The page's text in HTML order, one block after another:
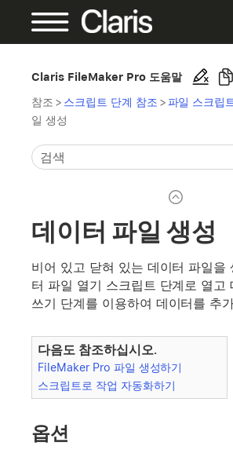
Claris FileMaker Pro 도움말
참조 > 스크립트 단계 참조 >파일 스크립
일 생성
데이터 파일 생성
비어 있고 닫혀 있는 데이터 파일을
터 파일 열기 스크립트 단계로 열고
쓰기 단계를 이용하여 데이터를 추
다음도 참조하십시오.
FileMaker Pro 파일 생성하기
스크립트로 작업 자동화하기
옵션